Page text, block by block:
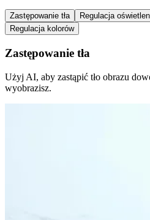
Zastępowanie tła Regulacja
Regulacja kolorów
Zastępowanie tła
Użyj AI, aby zastąpić tło obrazu
wyobrazisz.